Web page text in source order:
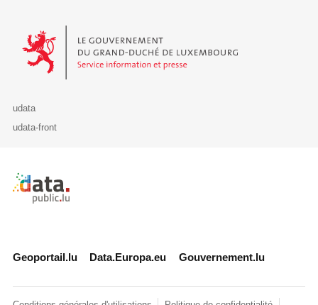
Le Gouvernement du Grand-Duché de Luxembourg - Service
udata
udata-front
Retour à l'accueil de data.public.lu
Geoportail.lu Data.Europa.eu Gouvernement.lu